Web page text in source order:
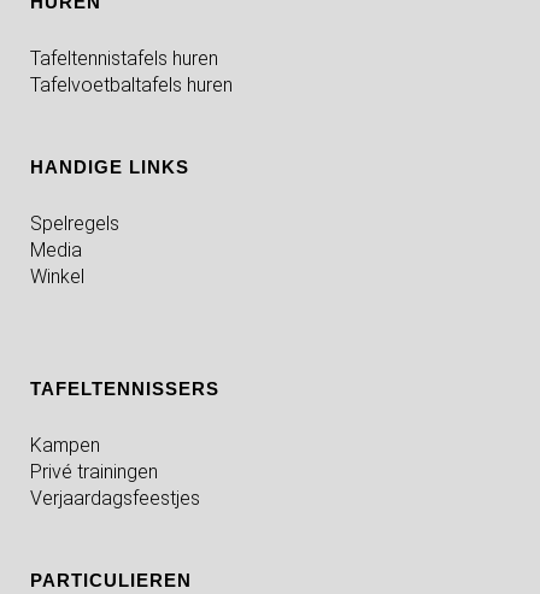
Tafeltennistafels huren
Tafelvoetbaltafels huren
HANDIGE LINKS
Spelregels
Media
Winkel
TAFELTENNISSERS
Kampen
Privé trainingen
Verjaardagsfeestjes
PARTICULIEREN